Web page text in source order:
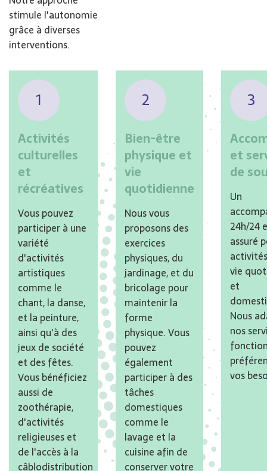
stimule l'autonomie
grâce à diverses
interventions.
1
Activités
culturelles
et
récréatives
Vous pouvez
participer à une
variété
d'activités
artistiques
comme le
chant, la danse,
et la peinture,
ainsi qu'à des
jeux de société
et des fêtes.
Vous bénéficiez
aussi de
zoothérapie,
d'activités
religieuses et
de l'accès à la
câblodistribution
2
Bien-être
physique et
vie
quotidienne
Nous vous
proposons des
exercices
physiques, du
jardinage, et du
bricolage pour
maintenir la
forme
physique. Vous
pouvez
également
participer à des
tâches
domestiques
comme le
lavage et la
cuisine afin de
conserver votre
3
et
de
Un
24h/24
assuré
vie
et
Nous
nos
vos